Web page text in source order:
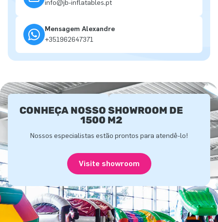
info@jb-inflatables.pt
Mensagem Alexandre
+351962647371
CONHEÇA NOSSO SHOWROOM DE
1500 M2
Nossos especialistas estão prontos para atendê-lo!
Visite showroom